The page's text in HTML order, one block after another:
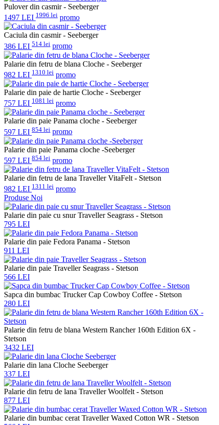
Pulover din casmir - Seeberger
1497 LEI 1996 lei promo
Caciula din casmir - Seeberger
386 LEI 514 lei promo
Palarie din fetru de blana Cloche - Seeberger
982 LEI 1310 lei promo
Palarie din paie de hartie Cloche - Seeberger
757 LEI 1081 lei promo
Palarie din paie Panama cloche - Seeberger
597 LEI 854 lei promo
Palarie din paie Panama cloche -Seeberger
597 LEI 854 lei promo
Palarie din fetru de lana Traveller VitaFelt - Stetson
982 LEI 1311 lei promo
Produse Noi
Palarie din paie cu snur Traveller Seagrass - Stetson
795 LEI
Palarie din paie Fedora Panama - Stetson
911 LEI
Palarie din paie Traveller Seagrass - Stetson
566 LEI
Sapca din bumbac Trucker Cap Cowboy Coffee - Stetson
280 LEI
Palarie din fetru de blana Western Rancher 160th Edition 6X -
Stetson
3432 LEI
Palarie din lana Cloche Seeberger
337 LEI
Palarie din fetru de lana Traveller Woolfelt - Stetson
877 LEI
Palarie din bumbac cerat Traveller Waxed Cotton WR - Stetson